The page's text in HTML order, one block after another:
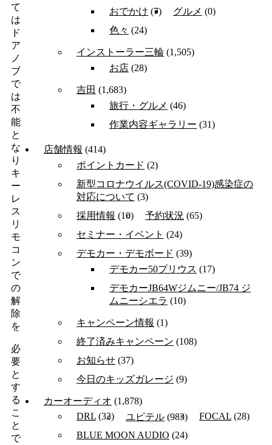
て
は
ド
ア
ノ
ブ
で
は
不
能
と
な
り
キ
ー
レ
ス
リ
モ
コ
ン
で
の
解
除
を
必
要
と
す
る
こ
と
で
おでかけ (7) グルメ (0)
色々 (24)
インストーラー三輪 (1,505)
お店 (28)
吉田 (1,683)
旅行・グルメ (46)
作業内容ギャラリー (31)
店舗情報 (414)
ポイントカード (2)
新型コロナウイルス(COVID-19)感染症の
対応について (3)
採用情報 (10) 予約状況 (65)
セミナー・イベント (24)
デモカー・デモボード (39)
デモカー50プリウス (17)
デモカーJB64Wジムニー/JB74 ジ
ムニーシエラ (10)
キャンペーン情報 (1)
終了済みキャンペーン (108)
お知らせ (37)
今日のキッズガレージ (9)
カーオーディオ (1,878)
DRL (32) ユピテル (983) FOCAL (28)
BLUE MOON AUDIO (24)